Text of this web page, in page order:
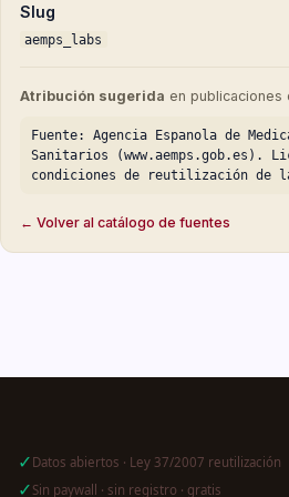
Slug
aemps_labs
Atribución sugerida en publicaciones
Fuente: Agencia Espanola de
Sanitarios (www.aemps.gob.es).
condiciones de reutilización de
← Volver al catálogo de fuentes
✓ Datos abiertos · Ley 37/2007 reutilización
✓ Sin paywall · sin registro · gratis